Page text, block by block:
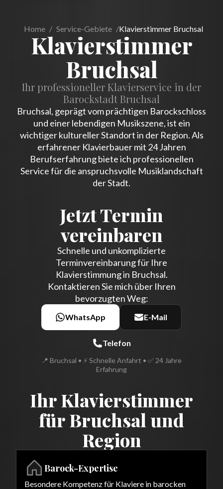
Home / Service-Gebiete /Klavierstimmer Bruchsal
Klavierstimmer
Bruchsal
Ihr professioneller Klavierservice in der
Barockstadt Bruchsal
Bruchsal, geprägt vom prächtigen Barockschloss
und einer lebendigen Musikszene, ist ein
wichtiger kultureller Standort in der Region. Als
erfahrener Klavierbauer mit 24 Jahren
Berufserfahrung biete ich professionellen
Service für die anspruchsvolle Musiklandschaft
der Stadt.
Jetzt Termin
vereinbaren
Schnelle und unkomplizierte
Terminvereinbarung für Ihre
Klavierstimmung in Bruchsal.
Kontaktieren Sie mich über Ihren
bevorzugten Weg:
WhatsApp E-Mail
Telefon
📍 Bruchsal • ⚡ Schnelle Anfahrt • ✅ 24 Jahre
Erfahrung
Ihr Klavierstimmer
für Bruchsal und
Region
Barock-Expertise
Besondere Kompetenz für Klaviere in barocken